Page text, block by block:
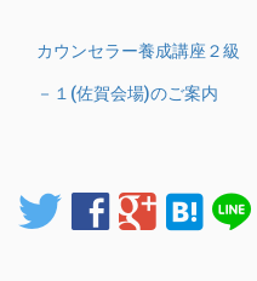
カウンセラー養成講座２級
－１(佐賀会場)のご案内
twitterfacebookgooglehatenabookmarkline